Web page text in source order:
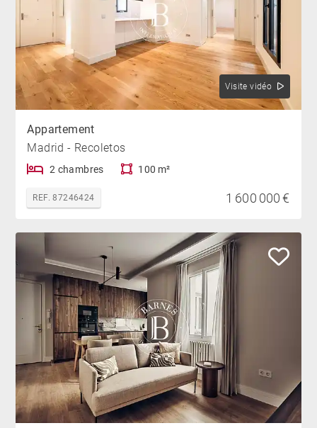
Visite vidéo
Appartement
Madrid - Recoletos
2 chambres 100 m²
REF. 87246424 1 600 000 €